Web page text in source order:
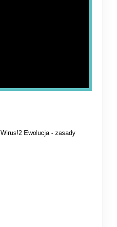
Wirus!2 Ewolucja - zasady